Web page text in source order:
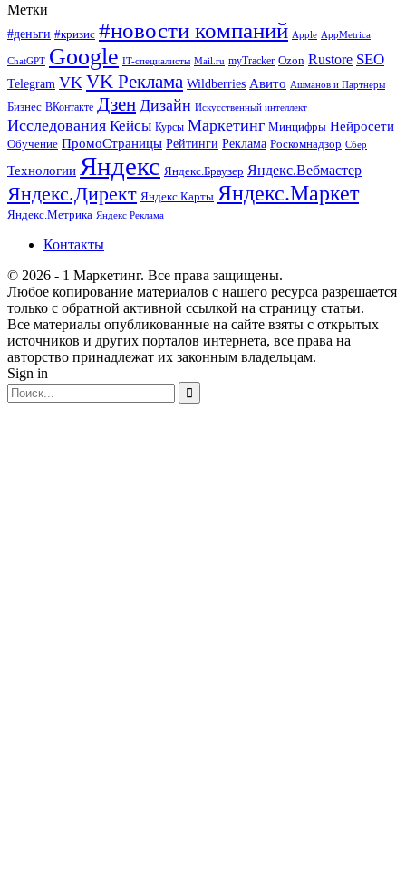
Метки
#деньги #кризис #новости компаний Apple AppMetrica
ChatGPT Google IT-специалисты Mail.ru myTracker Ozon Rustore SEO
Telegram VK VK Реклама Wildberries Авито Ашманов и Партнеры
Бизнес ВКонтакте Дзен Дизайн Искусственный интеллект
Исследования Кейсы Курсы Маркетинг Минцифры Нейросети
Обучение ПромоСтраницы Рейтинги Реклама Роскомнадзор Сбер
Технологии Яндекс Яндекс.Браузер Яндекс.Вебмастер
Яндекс.Директ Яндекс.Карты Яндекс.Маркет
Яндекс.Метрика Яндекс Реклама
Контакты
© 2026 - 1 Маркетинг. Все права защищены.
Любое копирование материалов с нашего ресурса разрешается
только с обратной активной ссылкой на страницу статьи.
Все материалы опубликованные на сайте взяты с открытых
источников и других порталов интернета, все права на
авторство принадлежат их законным владельцам.
Sign in